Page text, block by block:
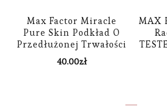
Max Factor Miracle
Pure Skin Podkład O
Przedłużonej Trwałości
Spf 30 Odcień 85
Caramel 30 ml
40.00zł
MAX